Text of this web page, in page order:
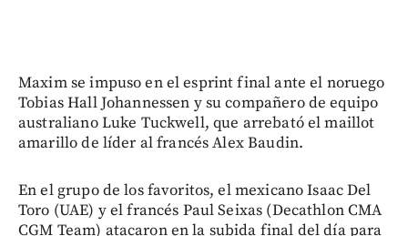
Maxim se impuso en el esprint final ante el noruego
Tobias Hall Johannessen y su compañero de equipo
australiano Luke Tuckwell, que arrebató el maillot
amarillo de líder al francés Alex Baudin.
En el grupo de los favoritos, el mexicano Isaac Del
Toro (UAE) y el francés Paul Seixas (Decathlon CMA
CGM Team) atacaron en la subida final del día para